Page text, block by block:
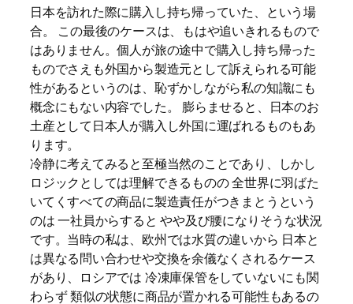
日本を訪れた際に購入し持ち帰っていた、という場
合。 この最後のケースは、もはや追いきれるもので
はありません。個人が旅の途中で購入し持ち帰った
ものでさえも外国から製造元として訴えられる可能
性があるというのは、恥ずかしながら私の知識にも
概念にもない内容でした。 膨らませると、日本のお
土産として日本人が購入し外国に運ばれるものもあ
ります。
冷静に考えてみると至極当然のことであり、しかし
ロジックとしては理解できるものの 全世界に羽ばた
いてくすべての商品に製造責任がつきまとうという
のは 一社員からすると やや及び腰になりそうな状況
です。当時の私は、欧州では水質の違いから 日本と
は異なる問い合わせや交換を余儀なくされるケース
があり、ロシアでは 冷凍庫保管をしていないにも関
わらず 類似の状態に商品が置かれる可能性もあるの